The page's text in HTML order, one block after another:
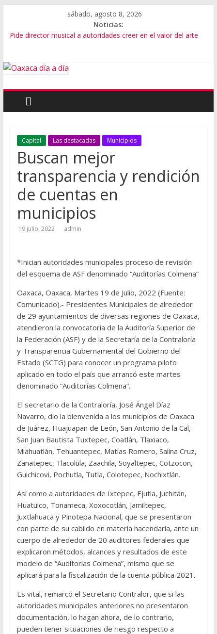
sábado, agosto 8, 2026
Noticias:
Pide director musical a autoridades creer en el valor del arte
Advierten de riesgos por consumo que viene de EU
Cumple gobernador de Oaxaca con rehabilitación de carretera
Capital Las destacadas Municipios
Buscan mejor
transparencia y rendición
de cuentas en
municipios
19 julio, 2022 admin
*Inician autoridades municipales proceso de revisión
del esquema de ASF denominado “Auditorías Colmena”
Oaxaca, Oaxaca, Martes 19 de Julio, 2022 (Fuente:
Comunicado).- Presidentes Municipales de alrededor
de 29 ayuntamientos de diversas regiones de Oaxaca,
atendieron la convocatoria de la Auditoría Superior de
la Federación (ASF) y de la Secretaría de la Contraloría
y Transparencia Gubernamental del Gobierno del
Estado (SCTG) para conocer un programa piloto
aplicado en todo el país que arrancó este martes
denominado “Auditorías Colmena”.
El secretario de la Contraloría, José Ángel Díaz
Navarro, dio la bienvenida a los municipios de Oaxaca
de Juárez, Huajuapan de León, San Antonio de la Cal,
San Juan Bautista Tuxtepec, Coatlán, Tlaxiaco,
Miahuatlán, Tehuantepec, Matías Romero, Salina Cruz,
Zanatepec, Tlacolula, Zaachila, Soyaltepec, Cotzocon,
Guichicovi, Pochutla, Tutla, Colotepec, Nochixtlán.
Así como a autoridades de Ixtepec, Ejutla, Juchitán,
Huatulco, Tonameca, Xoxocotlán, Jamiltepec,
Juxtlahuaca y Pinotepa Nacional, que se presentaron
con parte de su cabildo en materia hacendaria, ante un
cuerpo de alrededor de 20 auditores federales que
explicaron métodos, alcances y resultados de este
modelo de “Auditorías Colmena”, mismo que se
aplicará para la fiscalización de la cuenta pública 2021.
Es vital, remarcó el Secretario Contralor, que si las
autoridades municipales anteriores no presentaron
documentación, lo hagan ahora, de lo contrario,
pueden tener situaciones de riesgo respecto a